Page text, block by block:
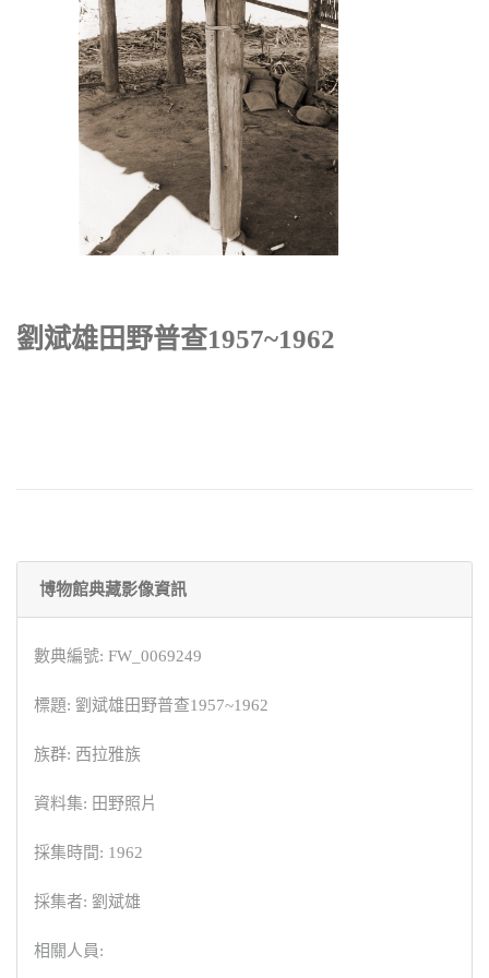
劉斌雄田野普查1957~1962
博物館典藏影像資訊
數典編號: FW_0069249
標題: 劉斌雄田野普查1957~1962
族群: 西拉雅族
資料集: 田野照片
採集時間: 1962
採集者: 劉斌雄
相關人員: